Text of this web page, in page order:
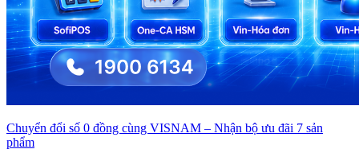
Chuyển đổi số 0 đồng cùng VISNAM – Nhận bộ ưu đãi 7 sản
phẩm